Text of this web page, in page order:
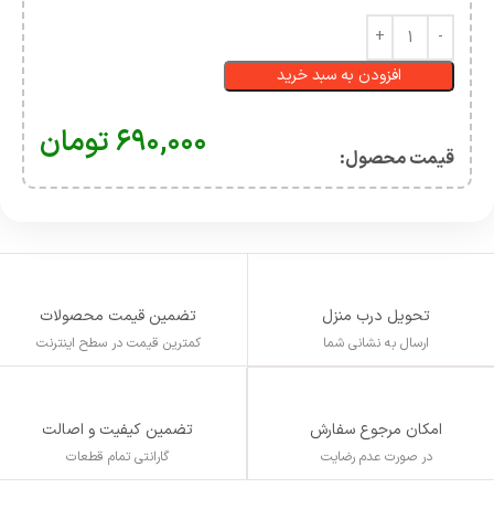
افزودن به سبد خرید
قیمت محصول:​ ۶۹۰,۰۰۰ تومان
تحویل درب منزل
ارسال به نشانی شما
تضمین قیمت محصولات
کمترین قیمت در سطح اینترنت
امکان مرجوع سفارش
در صورت عدم رضایت
تضمین کیفیت و اصالت
گارانتی تمام قطعات